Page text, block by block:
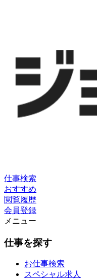
仕事検索
おすすめ
閲覧履歴
会員登録
メニュー
仕事を探す
お仕事検索
スペシャル求人